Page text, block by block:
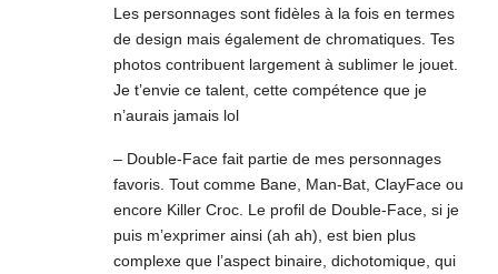
Les personnages sont fidèles à la fois en termes
de design mais également de chromatiques. Tes
photos contribuent largement à sublimer le jouet.
Je t’envie ce talent, cette compétence que je
n’aurais jamais lol
– Double-Face fait partie de mes personnages
favoris. Tout comme Bane, Man-Bat, ClayFace ou
encore Killer Croc. Le profil de Double-Face, si je
puis m’exprimer ainsi (ah ah), est bien plus
complexe que l’aspect binaire, dichotomique, qui